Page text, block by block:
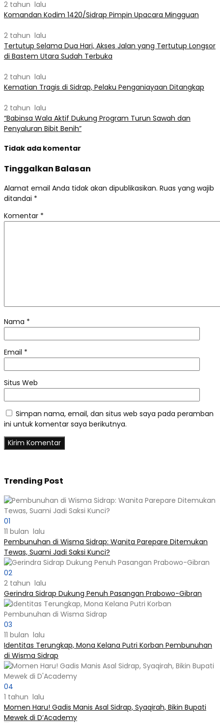
2 tahun lalu
Komandan Kodim 1420/Sidrap Pimpin Upacara Mingguan
2 tahun lalu
Tertutup Selama Dua Hari, Akses Jalan yang Tertutup Longsor
di Bastem Utara Sudah Terbuka
2 tahun lalu
Kematian Tragis di Sidrap, Pelaku Penganiayaan Ditangkap
2 tahun lalu
“Babinsa Wala Aktif Dukung Program Turun Sawah dan
Penyaluran Bibit Benih”
Tidak ada komentar
Tinggalkan Balasan
Alamat email Anda tidak akan dipublikasikan. Ruas yang wajib
ditandai *
Komentar *
Nama *
Email *
Situs Web
Simpan nama, email, dan situs web saya pada peramban
ini untuk komentar saya berikutnya.
Trending Post
01
11 bulan lalu
Pembunuhan di Wisma Sidrap: Wanita Parepare Ditemukan
Tewas, Suami Jadi Saksi Kunci?
02
2 tahun lalu
Gerindra Sidrap Dukung Penuh Pasangan Prabowo-Gibran
03
11 bulan lalu
Identitas Terungkap, Mona Kelana Putri Korban Pembunuhan
di Wisma Sidrap
04
1 tahun lalu
Momen Haru! Gadis Manis Asal Sidrap, Syaqirah, Bikin Bupati
Mewek di D’Academy​